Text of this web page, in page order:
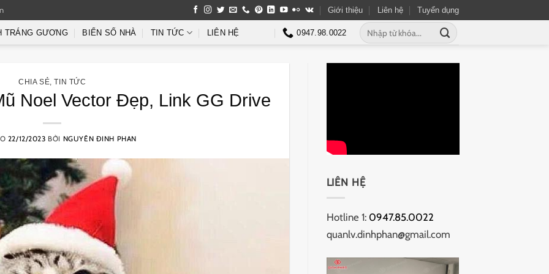
Giới thiệu Liên hệ Tuyển dụng
TRÁNG GƯƠNG BIỂN SỐ NHÀ TIN TỨC LIÊN HỆ 0947.98.0022
Tìm
kiếm:
CHIA SẺ ,TIN TỨC
Noel Vector Đẹp, Link GG Drive
22/12/2023 BỞI NGUYÊN ĐINH PHAN
LIÊN HỆ
Hotline 1: 0947.85.0022
quanlv.dinhphan@gmail.com